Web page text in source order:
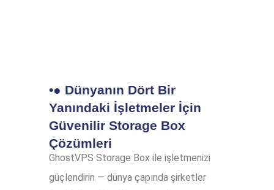
•● Dünyanın Dört Bir
Yanındaki İşletmeler İçin
Güvenilir Storage Box
Çözümleri
GhostVPS Storage Box ile işletmenizi
güçlendirin — dünya çapında şirketler